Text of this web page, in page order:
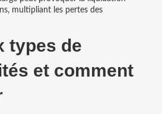
multipliant les pertes des
types de
et comment